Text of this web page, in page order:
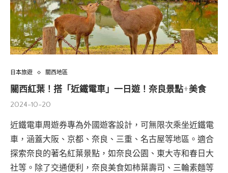
日本旅遊 關西地區
關西紅葉！搭「近鐵電車」一日遊！奈良景點+美食
2024-10-20
近鐵電車周遊券專為外國遊客設計，可無限次乘坐近鐵電
車，涵蓋大阪、京都、奈良、三重、名古屋等地區。適合
探索奈良的著名紅葉景點，如奈良公園、東大寺和春日大
社等。除了交通便利，奈良美食如柿葉壽司、三輪素麵等